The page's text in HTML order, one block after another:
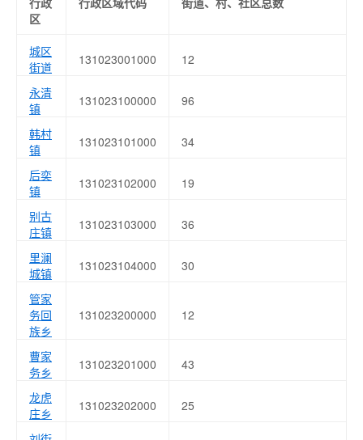
区
城区
街道
131023001000 12
永清
镇
131023100000 96
韩村
镇
131023101000 34
后奕
镇
131023102000 19
别古
庄镇
131023103000 36
里澜
城镇
131023104000 30
管家
务回
族乡
131023200000 12
曹家
务乡
131023201000 43
龙虎
庄乡
131023202000 25